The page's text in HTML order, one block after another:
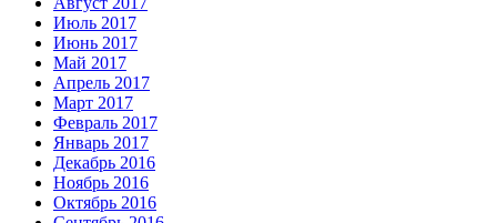
Июль 2017
Июнь 2017
Май 2017
Апрель 2017
Март 2017
Февраль 2017
Январь 2017
Декабрь 2016
Ноябрь 2016
Октябрь 2016